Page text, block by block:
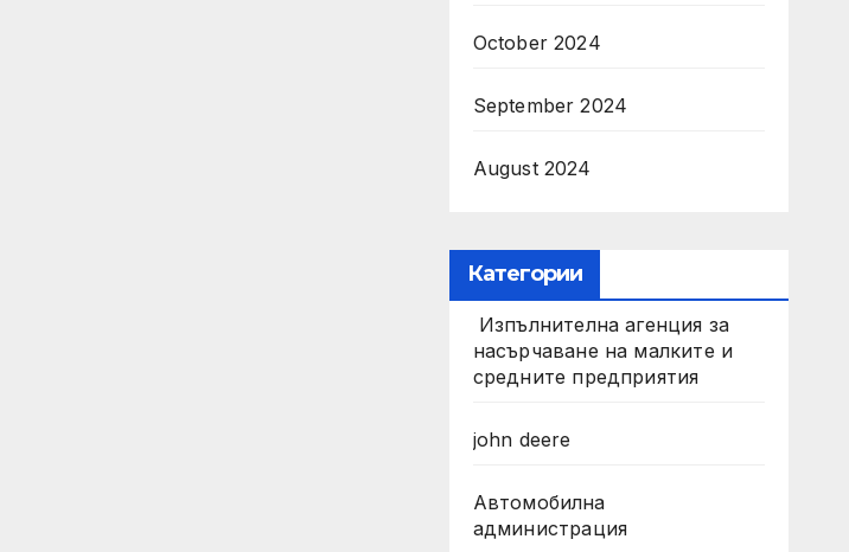
October 2024
September 2024
August 2024
Категории
Изпълнителна агенция за
насърчаване на малките и
средните предприятия
john deere
Автомобилна
администрация